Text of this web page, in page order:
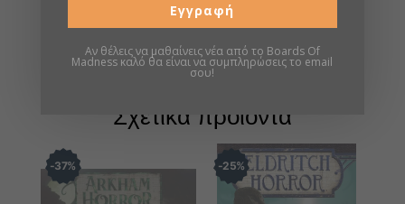
Σχετικά προϊόντα
37% 25%
Εγγραφή
Αν θέλεις να μαθαίνεις νέα από το Boards Of
Madness καλό θα είναι να συμπληρώσεις το email
σου!